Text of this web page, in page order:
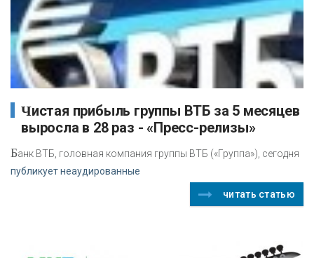
Чистая прибыль группы ВТБ за 5 месяцев
выросла в 28 раз - «Пресс-релизы»
Банк ВТБ, головная компания группы ВТБ («Группа»), сегодня
публикует неаудированные
читать статью